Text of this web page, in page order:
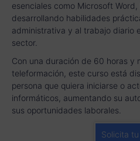
esenciales como Microsoft Word,
desarrollando habilidades
administrativa y al trabajo diario
sector.
Con una duración de 60 horas y
teleformación, este curso está
persona que quiera iniciarse o
informáticos, aumentando su
sus oportunidades laborales.
Solicita tu